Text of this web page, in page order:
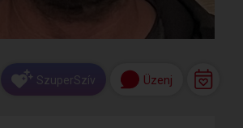
SzuperSzív Üzenj